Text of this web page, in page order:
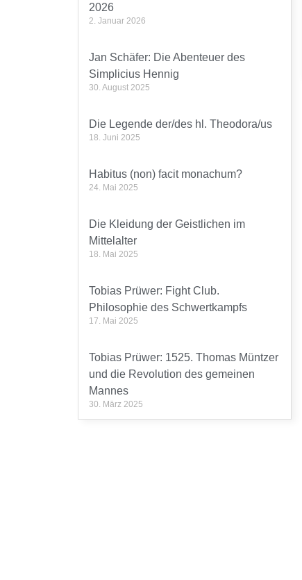
2026
2. Januar 2026
Jan Schäfer: Die Abenteuer des
Simplicius Hennig
30. August 2025
Die Legende der/des hl. Theodora/us
18. Juni 2025
Habitus (non) facit monachum?
24. Mai 2025
Die Kleidung der Geistlichen im
Mittelalter
18. Mai 2025
Tobias Prüwer: Fight Club.
Philosophie des Schwertkampfs
17. Mai 2025
Tobias Prüwer: 1525. Thomas Müntzer
und die Revolution des gemeinen
Mannes
30. März 2025